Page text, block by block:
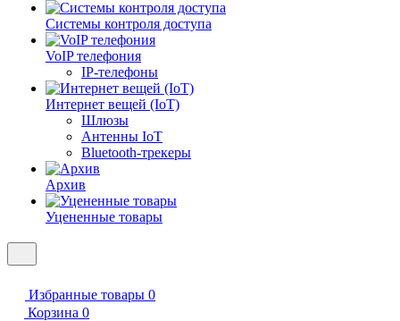
Системы контроля доступа
VoIP телефония
IP-телефоны
Интернет вещей (IoT)
Шлюзы
Антенны IoT
Bluetooth-трекеры
Архив
Уцененные товары
Избранные товары 0
Корзина 0